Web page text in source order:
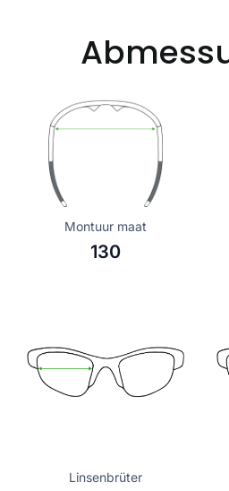
Montuur maat
130
Linsenbrüter